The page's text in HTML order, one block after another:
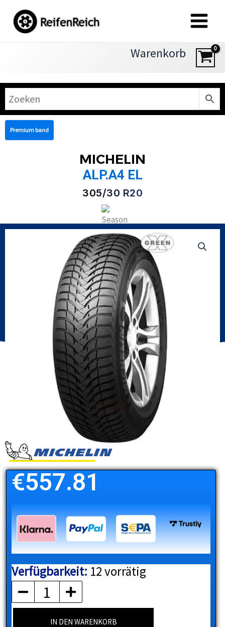
Inhalt
springen
Warenkorb
Premium band
MICHELIN
ALP.A4 EL
305/30 R20
€557.81
Verfügbarkeit: 12 vorrätig
MICHELIN
Menge
IN DEN WARENKORB